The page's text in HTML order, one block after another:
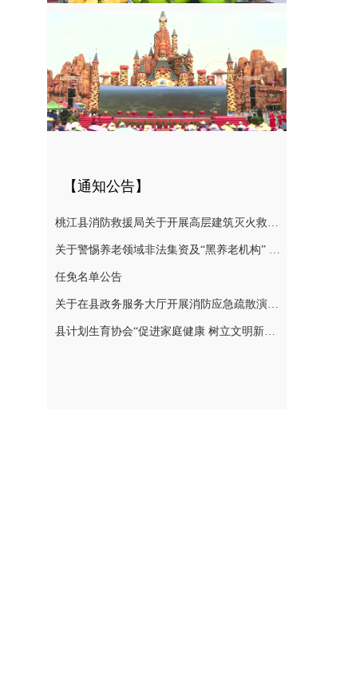
【通知公告】
桃江县消防救援局关于开展高层建筑灭火救援实战演练的通告
关于警惕养老领域非法集资及“黑养老机构” 切实防范涉老风险的提示
任免名单公告
关于在县政务服务大厅开展消防应急疏散演练的通知
县计划生育协会“促进家庭健康 树立文明新风”倡议书